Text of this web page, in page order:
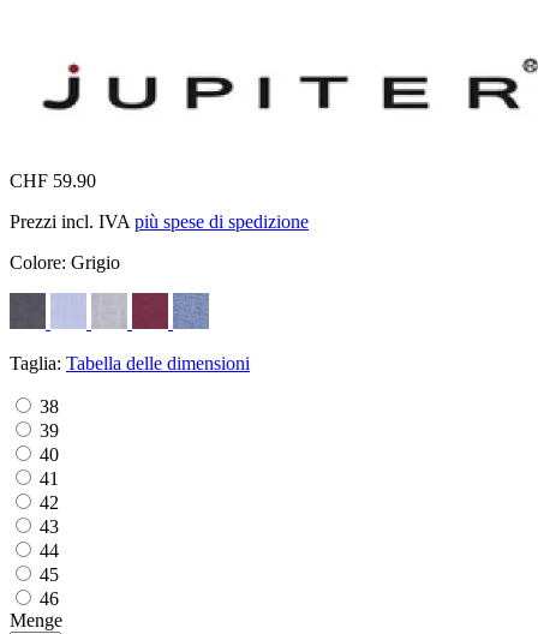
CHF 59.90
Prezzi incl. IVA più spese di spedizione
Colore: Grigio
Taglia: Tabella delle dimensioni
38
39
40
41
42
43
44
45
46
Menge